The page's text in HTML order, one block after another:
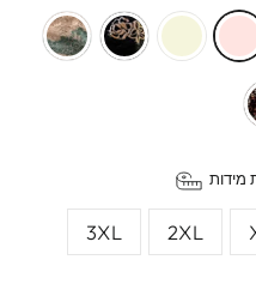
מידות
2XL
3XL